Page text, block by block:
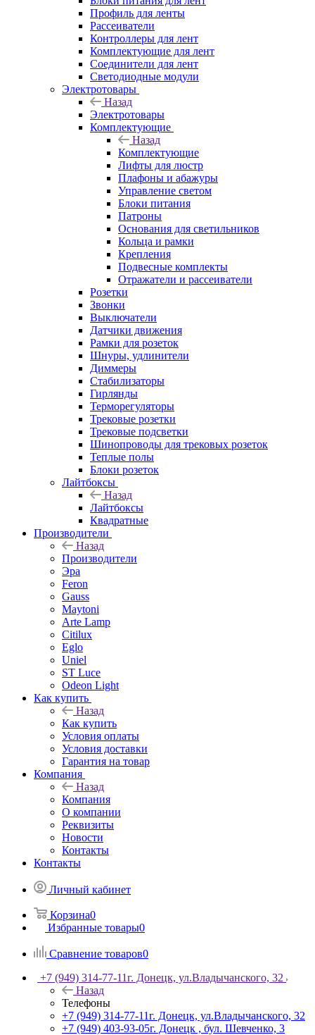
Профиль для ленты
Рассеиватели
Контроллеры для лент
Комплектующие для лент
Соединители для лент
Светодиодные модули
Электротовары
Назад
Электротовары
Комплектующие
Назад
Комплектующие
Лифты для люстр
Плафоны и абажуры
Управление светом
Блоки питания
Патроны
Основания для светильников
Кольца и рамки
Крепления
Подвесные комплекты
Отражатели и рассеиватели
Розетки
Звонки
Выключатели
Датчики движения
Рамки для розеток
Шнуры, удлинители
Диммеры
Стабилизаторы
Гирлянды
Терморегуляторы
Трековые розетки
Трековые подсветки
Шинопроводы для трековых розеток
Теплые полы
Блоки розеток
Лайтбоксы
Назад
Лайтбоксы
Квадратные
Производители
Назад
Производители
Эра
Feron
Gauss
Maytoni
Arte Lamp
Citilux
Eglo
Uniel
ST Luce
Odeon Light
Как купить
Назад
Как купить
Условия оплаты
Условия доставки
Гарантия на товар
Компания
Назад
Компания
О компании
Реквизиты
Новости
Контакты
Контакты
Личный кабинет
Корзина0
Избранные товары0
Сравнение товаров0
+7 (949) 314-77-11г. Донецк, ул.Владычанского, 32
Назад
Телефоны
+7 (949) 314-77-11г. Донецк, ул.Владычанского, 32
+7 (949) 403-93-05г. Донецк , бул. Шевченко, 3